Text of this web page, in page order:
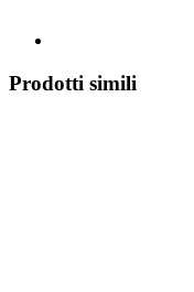
Prodotti simili